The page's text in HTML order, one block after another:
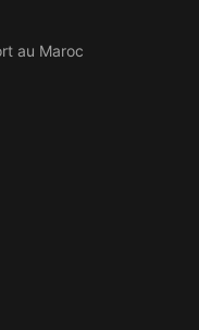
au Maroc